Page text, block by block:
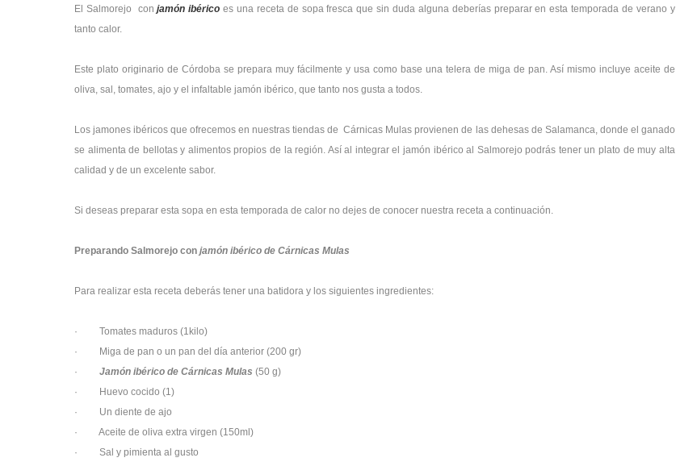
El Salmorejo conjamón ibérico es una receta de sopa fresca que sin duda alguna deberías preparar en esta temporada de verano y
tanto calor.
Este plato originario de Córdoba se prepara muy fácilmente y usa como base una telera de miga de pan. Así mismo incluye aceite de
oliva, sal, tomates, ajo y el infaltable jamón ibérico, que tanto nos gusta a todos.
Los jamones ibéricos que ofrecemos en nuestras tiendas de Cárnicas Mulas provienen de las dehesas de Salamanca, donde el ganado
se alimenta de bellotas y alimentos propios de la región. Así al integrar el jamón ibérico al Salmorejo podrás tener un plato de muy alta
calidad y de un excelente sabor.
Si deseas preparar esta sopa en esta temporada de calor no dejes de conocer nuestra receta a continuación.
Preparando Salmorejo con jamón ibérico de Cárnicas Mulas
Para realizar esta receta deberás tener una batidora y los siguientes ingredientes:
· Tomates maduros (1kilo)
· Miga de pan o un pan del día anterior (200 gr)
· Jamón ibérico de Cárnicas Mulas (50 g)
· Huevo cocido (1)
· Un diente de ajo
· Aceite de oliva extra virgen (150ml)
· Sal y pimienta al gusto